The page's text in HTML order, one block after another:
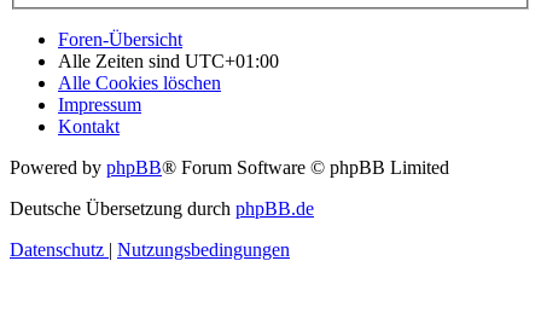
Foren-Übersicht
Alle Zeiten sind UTC+01:00
Alle Cookies löschen
Impressum
Kontakt
Powered by phpBB® Forum Software © phpBB Limited
Deutsche Übersetzung durch phpBB.de
Datenschutz
Nutzungsbedingungen